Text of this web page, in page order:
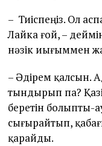
– Тиіспеңіз. Ол
Лайка ғой, –
нәзік иығыммен
– Әдірем қалсын.
тындырып па?
беретін болыпты-
сығырайтып,
қарайды.